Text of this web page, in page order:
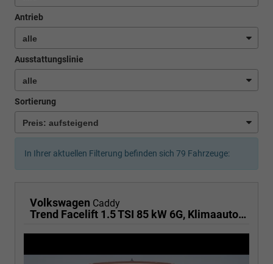
Antrieb
Ausstattungslinie
Sortierung
In Ihrer aktuellen Filterung befinden sich 79 Fahrzeuge:
Volkswagen Caddy
Trend Facelift 1.5 TSI 85 kW 6G, Klimaautomatik, 5 Sitze, Zuziehhilfe Schiebetüren + Heckklappe, PDC v+h, ACC, Side Assist Blind Spot, Ausparkhilfe, Ausstiegswarner, Digital Cockpit PRO, Radioanlage Navigationsvorbereituing,, Mittearmlehne verstellbar